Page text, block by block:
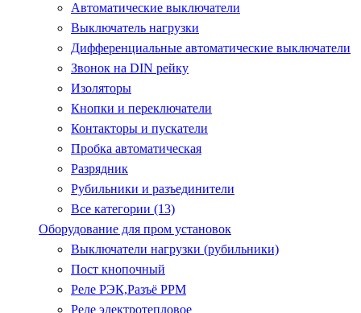
Автоматические выключатели
Выключатель нагрузки
Дифференциальные автоматические выключатели
Звонок на DIN рейку
Изоляторы
Кнопки и переключатели
Контакторы и пускатели
Пробка автоматическая
Разрядник
Рубильники и разъединители
Все категории (13)
Оборудование для пром установок
Выключатели нагрузки (рубильники)
Пост кнопочный
Реле РЭК,Разъё РРМ
Реле электротепловое